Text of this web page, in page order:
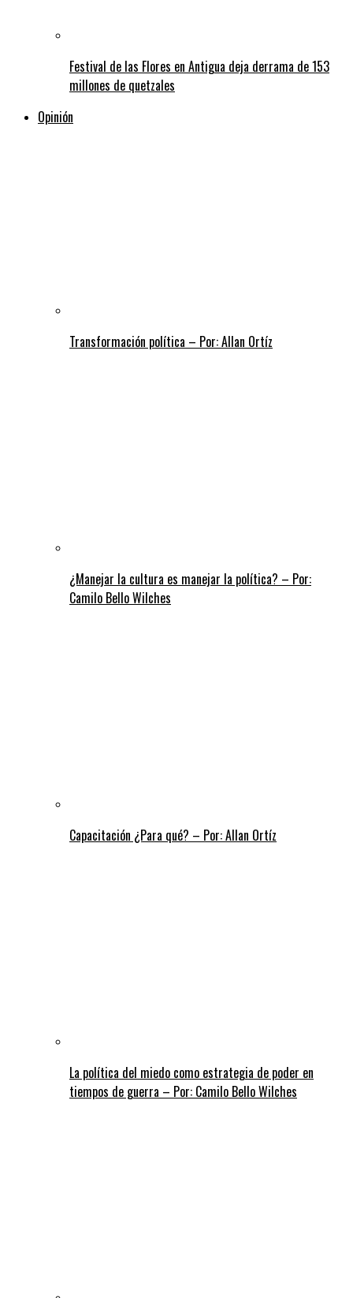
Festival de las Flores en Antigua deja derrama de 153
millones de quetzales
Opinión
Transformación política – Por: Allan Ortíz
¿Manejar la cultura es manejar la política? – Por:
Camilo Bello Wilches
Capacitación ¿Para qué? – Por: Allan Ortíz
La política del miedo como estrategia de poder en
tiempos de guerra – Por: Camilo Bello Wilches